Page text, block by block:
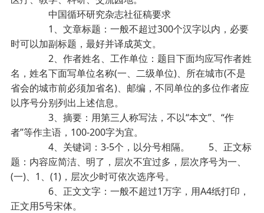
中国循环研究杂志社征稿要求
1、文章标题：一般不超过300个汉字以内，必要
时可以加副标题，最好并译成英文。
2、作者姓名、工作单位：题目下面均应写作者姓
名，姓名下面写单位名称(一、二级单位)、所在城市(不是
省会的城市前必须加省名)、邮编，不同单位的多位作者应
以序号分别列出上述信息。
3、摘要：用第三人称写法，不以“本文”、“作
者”等作主语，100-200字为宜。
4、关键词：3-5个，以分号相隔。 5、正文标
题：内容应简洁、明了，层次不宜过多，层次序号为一、
(一)、1、(1)，层次少时可依次选序号。
6、正文文字：一般不超过1万字，用A4纸打印，
正文用5号宋体。